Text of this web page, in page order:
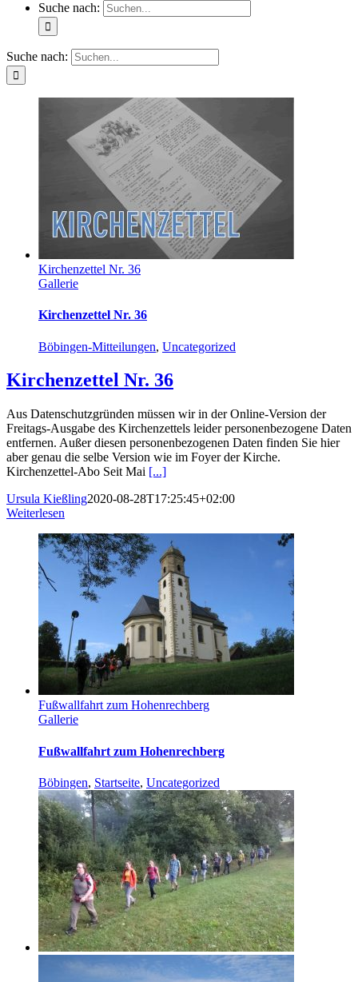
Suche nach:
Suche nach:
Kirchenzettel Nr. 36
Gallerie
Kirchenzettel Nr. 36
Böbingen-Mitteilungen, Uncategorized
Kirchenzettel Nr. 36
Aus Datenschutzgründen müssen wir in der Online-Version der
Freitags-Ausgabe des Kirchenzettels leider personenbezogene Daten
entfernen. Außer diesen personenbezogenen Daten finden Sie hier
aber genau die selbe Version wie im Foyer der Kirche.
Kirchenzettel-Abo Seit Mai [...]
Ursula Kießling2020-08-28T17:25:45+02:00
Weiterlesen
Fußwallfahrt zum Hohenrechberg
Gallerie
Fußwallfahrt zum Hohenrechberg
Böbingen, Startseite, Uncategorized